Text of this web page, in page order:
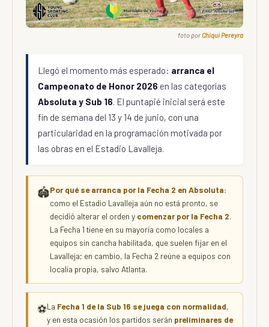
foto porChiqui Pereyra
Llegó el momento más esperado: arranca el
Campeonato de Honor 2026 en las categorías
Absoluta y Sub 16. El puntapié inicial será este
fin de semana del 13 y 14 de junio, con una
particularidad en la programación motivada por
las obras en el Estadio Lavalleja.
🏟️Por qué se arranca por la Fecha 2 en Absoluta:
como el Estadio Lavalleja aún no está pronto, se
decidió alterar el orden y comenzar por la Fecha 2.
La Fecha 1 tiene en su mayoría como locales a
equipos sin cancha habilitada, que suelen fijar en el
Lavalleja; en cambio, la Fecha 2 reúne a equipos con
localía propia, salvo Atlanta.
⚽La Fecha 1 de la Sub 16 se juega con normalidad,
y en esta ocasión los partidos serán preliminares de